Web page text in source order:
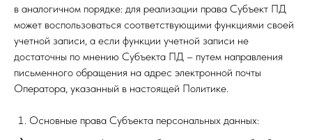
в аналогичном порядке: для реализации права Субъект ПД
может воспользоваться соответствующими функциями своей
учетной записи, а если функции учетной записи не
достаточны по мнению Субъекта ПД – путем направления
письменного обращения на адрес электронной почты
Оператора, указанный в настоящей Политике.
Основные права Субъекта персональных данных: